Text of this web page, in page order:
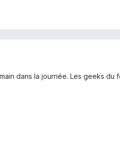
dans la journée. Les geeks